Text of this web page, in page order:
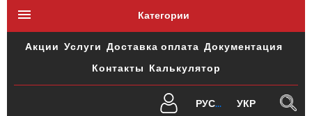
Категории
Акции Услуги Доставка оплата Документация
Контакты Калькулятор
РУС УКР